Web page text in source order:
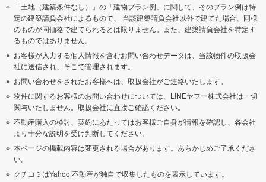
「土地（建築条件なし）」の「建物プラン例」に関して、そのプラン例は特
定の建築請負会社によるもので、 当該建築請負会社以外で建てた場合、同様
のものが同価格で建てられるとは限りません。また、建築請負会社を特定す
るものではありません。
お客様が入力する個人情報を含むお問い合わせデータは、当該物件の取扱会
社に送信され、そこで管理されます。
お問い合わせをされたお客様へは、取扱会社がご連絡いたします。
物件に関するお客様のお問い合わせについては、LINEヤフー株式会社は一切
関与いたしません。取扱会社に直接ご確認ください。
不動産購入の検討、契約にあたってはお客様ご自身が情報を確認し、各会社
より十分な説明を受け判断してください。
本ページの掲載内容は変更される場合があります。あらかじめご了承くださ
い。
クチコミはYahoo!不動産が独自で収集したものを表示しています。